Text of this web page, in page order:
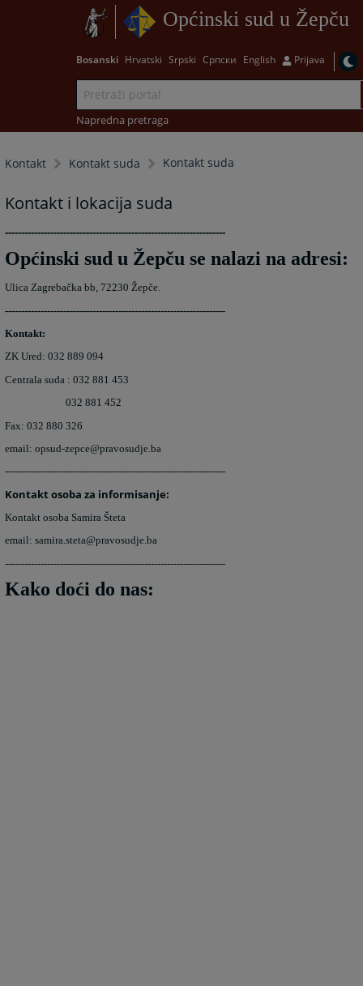
Općinski sud u Žepču
Bosanski Hrvatski Srpski Српски English Prijava
Napredna pretraga
Kontakt Kontakt suda Kontakt suda
Kontakt i lokacija suda
--------------------------------------------------------------------
Općinski sud u Žepču se nalazi na adresi:
Ulica Zagrebačka bb, 72230 Žepče.
--------------------------------------------------------------------
Kontakt:
ZK Ured: 032 889 094
Centrala suda : 032 881 453
032 881 452
Fax: 032 880 326
email: opsud-zepce@pravosudje.ba
--------------------------------------------------------------------
Kontakt osoba za informisanje:
Kontakt osoba Samira Šteta
email: samira.steta@pravosudje.ba
--------------------------------------------------------------------
Kako doći do nas: